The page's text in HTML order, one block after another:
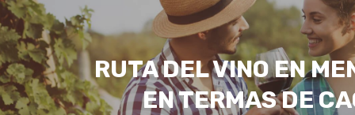
RUTA DEL VINO EN
EN TERMAS DE